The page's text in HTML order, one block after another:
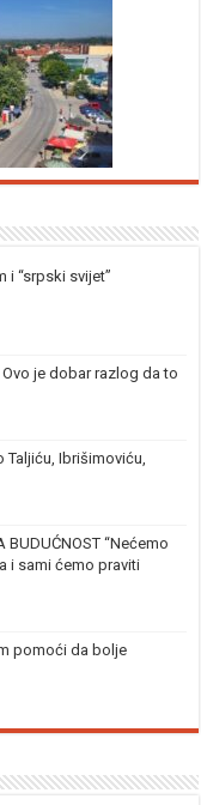
i “srpski svijet”
je dobar razlog da to
Ibrišimoviću,
BUDUĆNOST “Nećemo
i sami ćemo praviti
pomoći da bolje